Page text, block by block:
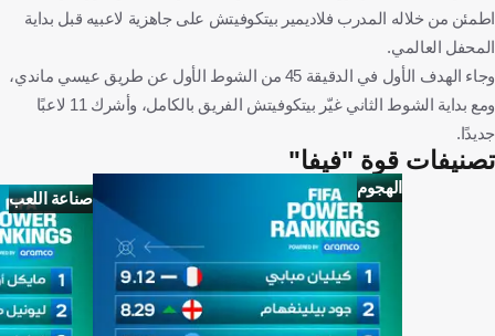
اطمئن من خلاله المدرب فلاديمير بيتكوفيتش على جاهزية لاعبيه قبل بداية
المحفل العالمي.
وجاء الهدف الأول في الدقيقة 45 من الشوط الأول عن طريق عيسي ماندي،
ومع بداية الشوط الثاني غيّر بيتكوفيتش الفريق بالكامل، وأشرك 11 لاعبًا
جديدًا.
تصنيفات قوة "فيفا"
الهجوم
صناعة اللعب